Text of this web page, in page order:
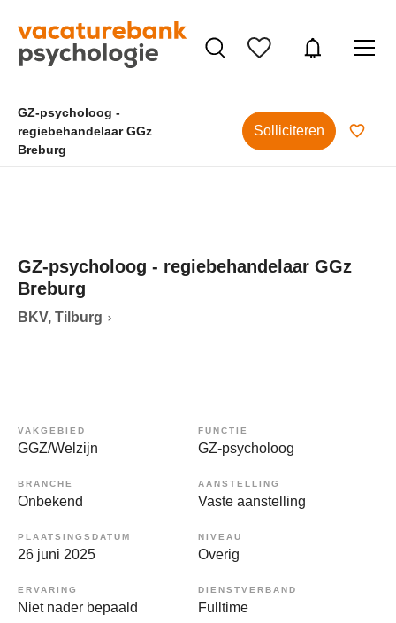
GZ-psycholoog -
regiebehandelaar GGz
Breburg
Solliciteren
GZ-psycholoog - regiebehandelaar GGz
Breburg
BKV, Tilburg
VAKGEBIED
GGZ/Welzijn
FUNCTIE
GZ-psycholoog
BRANCHE
Onbekend
AANSTELLING
Vaste aanstelling
PLAATSINGSDATUM
26 juni 2025
NIVEAU
Overig
ERVARING
Niet nader bepaald
DIENSTVERBAND
Fulltime